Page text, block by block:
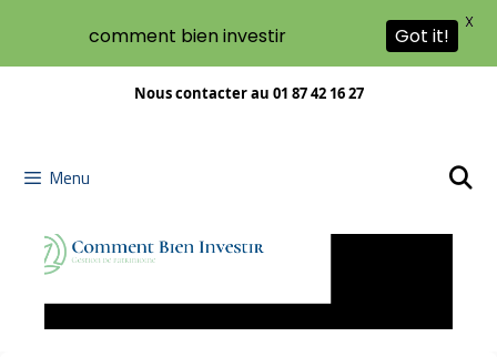
Nous contacter au 01 87 42 16 27
Menu
comment bien investir Got it!
X